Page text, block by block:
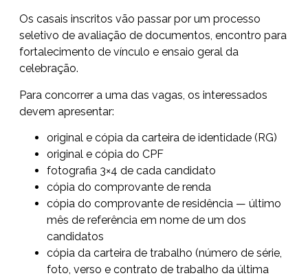
Os casais inscritos vão passar por um processo
seletivo de avaliação de documentos, encontro para
fortalecimento de vínculo e ensaio geral da
celebração.
Para concorrer a uma das vagas, os interessados
devem apresentar:
original e cópia da carteira de identidade (RG)
original e cópia do CPF
fotografia 3×4 de cada candidato
cópia do comprovante de renda
cópia do comprovante de residência — último
mês de referência em nome de um dos
candidatos
cópia da carteira de trabalho (número de série,
foto, verso e contrato de trabalho da última